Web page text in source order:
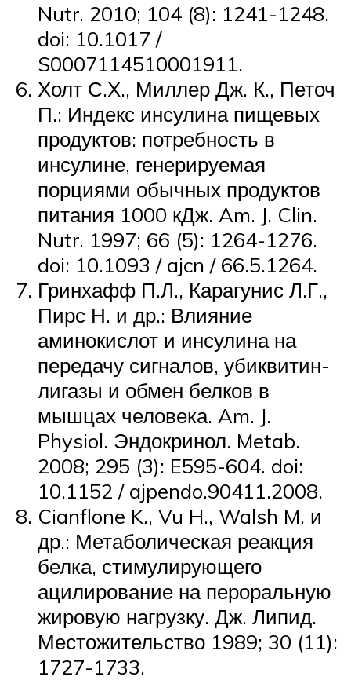
Nutr. 2010; 104 (8): 1241-1248.
doi: 10.1017 /
S0007114510001911.
Холт С.Х., Миллер Дж. К., Петоч
П.: Индекс инсулина пищевых
продуктов: потребность в
инсулине, генерируемая
порциями обычных продуктов
питания 1000 кДж. Am. J. Clin.
Nutr. 1997; 66 (5): 1264-1276.
doi: 10.1093 / ajcn / 66.5.1264.
Гринхафф П.Л., Карагунис Л.Г.,
Пирс Н. и др.: Влияние
аминокислот и инсулина на
передачу сигналов, убиквитин-
лигазы и обмен белков в
мышцах человека. Am. J.
Physiol. Эндокринол. Metab.
2008; 295 (3): E595-604. doi:
10.1152 / ajpendo.90411.2008.
Cianflone K., Vu H., Walsh M. и
др.: Метаболическая реакция
белка, стимулирующего
ацилирование на пероральную
жировую нагрузку. Дж. Липид.
Местожительство 1989; 30 (11):
1727-1733.